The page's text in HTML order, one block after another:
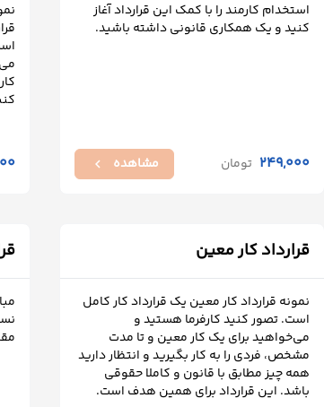
استخدام کارمند را با کمک این قرارداد آغاز
کنید و یک همکاری قانونی داشته باشید.
249,000 تومان مشاهده chevron_left
قرارداد کار معین
نمونه قرارداد کار معین یک قرارداد کار کامل
است. تصور کنید کارفرما هستید و
می‌خواهید برای یک کار معین و تا مدت
مشخص، فردی را به کار بگیرید و انتظار دارید
همه چیز مطابق با قانون و کاملا حقوقی
باشد. این قرارداد برای همین هدف است.